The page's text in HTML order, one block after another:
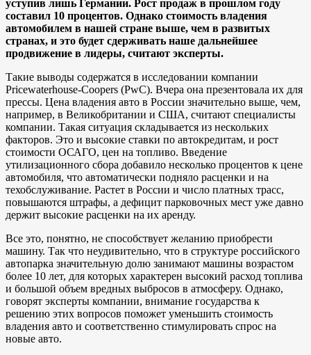
уступив лишь Германии. Рост продаж в прошлом году
составил 10 процентов. Однако стоимость владения
автомобилем в нашей стране выше, чем в развитых
странах, и это будет сдерживать наше дальнейшее
продвижение в лидеры, считают эксперты.
Такие выводы содержатся в исследовании компании
Pricewaterhouse-Coopers (PwC). Вчера она презентовала их для
прессы. Цена владения авто в России значительно выше, чем,
например, в Великобритании и США, считают специалисты
компании. Такая ситуация складывается из нескольких
факторов. Это и высокие ставки по автокредитам, и рост
стоимости ОСАГО, цен на топливо. Введение
утилизационного сбора добавило несколько процентов к цене
автомобиля, что автоматически подняло расценки и на
техобслуживание. Растет в России и число платных трасс,
повышаются штрафы, а дефицит парковочных мест уже давно
держит высокие расценки на их аренду.
Все это, понятно, не способствует желанию приобрести
машину. Так что неудивительно, что в структуре российского
автопарка значительную долю занимают машины возрастом
более 10 лет, для которых характерен высокий расход топлива
и большой объем вредных выбросов в атмосферу. Однако,
говорят эксперты компании, внимание государства к
решению этих вопросов поможет уменьшить стоимость
владения авто и соответственно стимулировать спрос на
новые авто.